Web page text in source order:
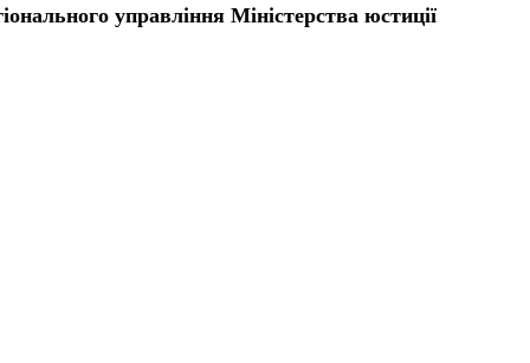
управління Міністерства юстиції